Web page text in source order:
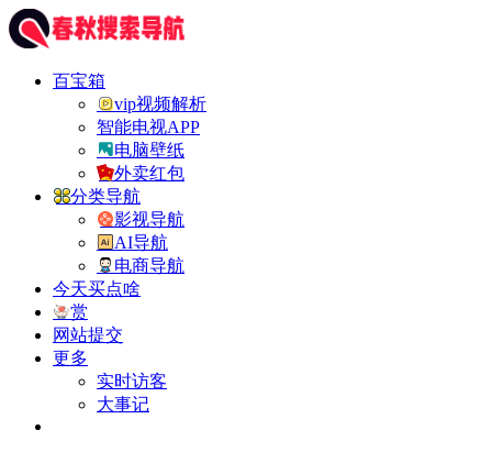
百宝箱
vip视频解析
智能电视APP
电脑壁纸
外卖红包
分类导航
影视导航
AI导航
电商导航
今天买点啥
赏
网站提交
更多
实时访客
大事记